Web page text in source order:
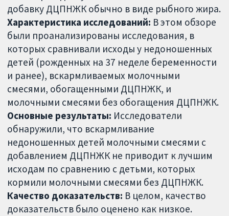
добавку ДЦПНЖК обычно в виде рыбного жира.
Характеристика исследований: В этом обзоре
были проанализированы исследования, в
которых сравнивали исходы у недоношенных
детей (рожденных на 37 неделе беременности
и ранее), вскармливаемых молочными
смесями, обогащенными ДЦПНЖК, и
молочными смесями без обогащения ДЦПНЖК.
Основные результаты: Исследователи
обнаружили, что вскармливание
недоношенных детей молочными смесями с
добавлением ДЦПНЖК не приводит к лучшим
исходам по сравнению с детьми, которых
кормили молочными смесями без ДЦПНЖК.
Качество доказательств: В целом, качество
доказательств было оценено как низкое.